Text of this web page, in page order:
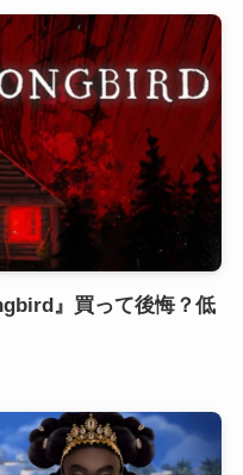
』買って後悔？低